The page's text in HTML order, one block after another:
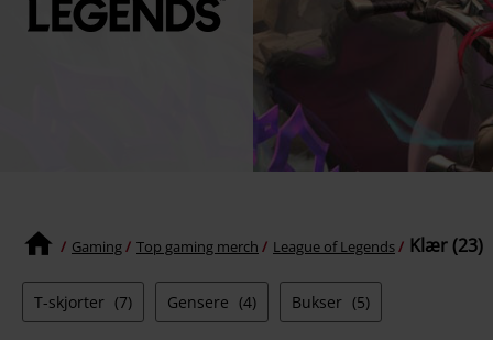
Gaming Top gaming merch League of Legends Klær (23)
T-skjorter (7) Gensere (4) Bukser (5)